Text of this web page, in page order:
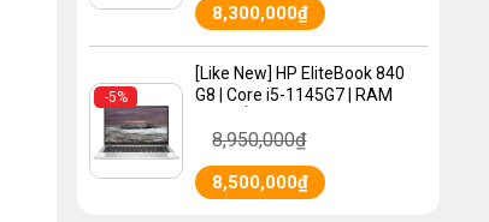
8,300,000₫
-5%
[Like New] HP EliteBook 840
G8 | Core i5-1145G7 | RAM
Intel UHD Graphics | MÀN
8,500,000₫
8,950,000₫